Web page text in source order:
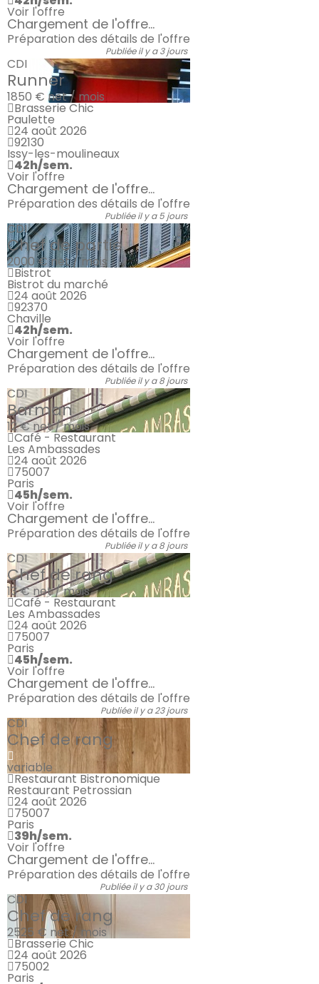
Voir l'offre
Chargement de l'offre...
Préparation des détails de l'offre
Publiée il y a 3 jours
CDI
Runner
1850 € net / mois
Brasserie Chic
Paulette
24 août 2026
92130
Issy-les-moulineaux
42h/sem.
Voir l'offre
Chargement de l'offre...
Préparation des détails de l'offre
Publiée il y a 5 jours
CDI
Chef de partie
2000 €net / mois
Bistrot
Bistrot du marché
24 août 2026
92370
Chaville
42h/sem.
Voir l'offre
Chargement de l'offre...
Préparation des détails de l'offre
Publiée il y a 8 jours
CDI
Barman
12 €net / mois
Café - Restaurant
Les Ambassades
24 août 2026
75007
Paris
45h/sem.
Voir l'offre
Chargement de l'offre...
Préparation des détails de l'offre
Publiée il y a 8 jours
CDI
Chef de rang
13 €net / mois
Café - Restaurant
Les Ambassades
24 août 2026
75007
Paris
45h/sem.
Voir l'offre
Chargement de l'offre...
Préparation des détails de l'offre
Publiée il y a 23 jours
CDI
Chef de rang
variable
Restaurant Bistronomique
Restaurant Petrossian
24 août 2026
75007
Paris
39h/sem.
Voir l'offre
Chargement de l'offre...
Préparation des détails de l'offre
Publiée il y a 30 jours
CDI
Chef de rang
2525 € net / mois
Brasserie Chic
24 août 2026
75002
Paris